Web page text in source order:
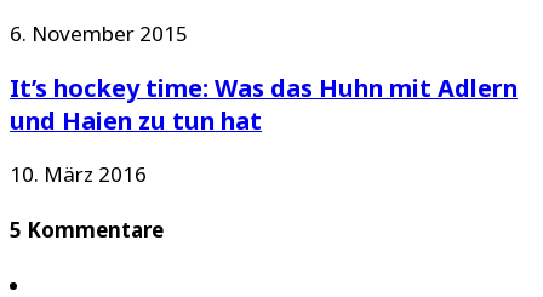
6. November 2015
It’s hockey time: Was das Huhn mit Adlern
und Haien zu tun hat
10. März 2016
5 Kommentare